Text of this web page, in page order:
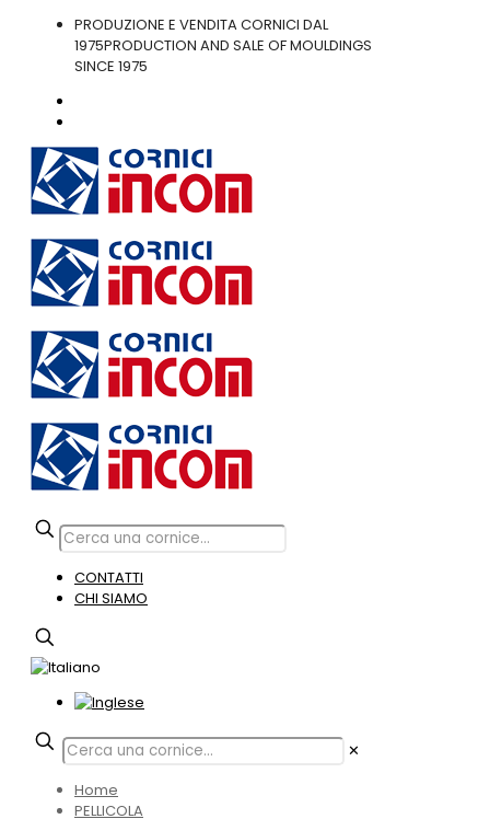
PRODUZIONE E VENDITA CORNICI DAL
1975PRODUCTION AND SALE OF MOULDINGS
SINCE 1975
CONTATTI
CHI SIAMO
✕
Home
PELLICOLA